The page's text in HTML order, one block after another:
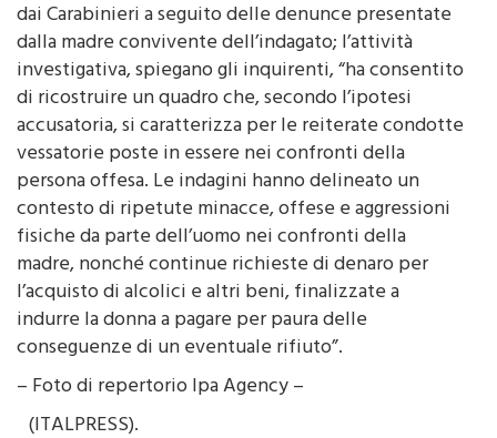
Il provvedimento trae origine dalle indagini avviate
dai Carabinieri a seguito delle denunce presentate
dalla madre convivente dell’indagato; l’attività
investigativa, spiegano gli inquirenti, “ha consentito
di ricostruire un quadro che, secondo l’ipotesi
accusatoria, si caratterizza per le reiterate condotte
vessatorie poste in essere nei confronti della
persona offesa. Le indagini hanno delineato un
contesto di ripetute minacce, offese e aggressioni
fisiche da parte dell’uomo nei confronti della
madre, nonché continue richieste di denaro per
l’acquisto di alcolici e altri beni, finalizzate a
indurre la donna a pagare per paura delle
conseguenze di un eventuale rifiuto”.
– Foto di repertorio Ipa Agency –